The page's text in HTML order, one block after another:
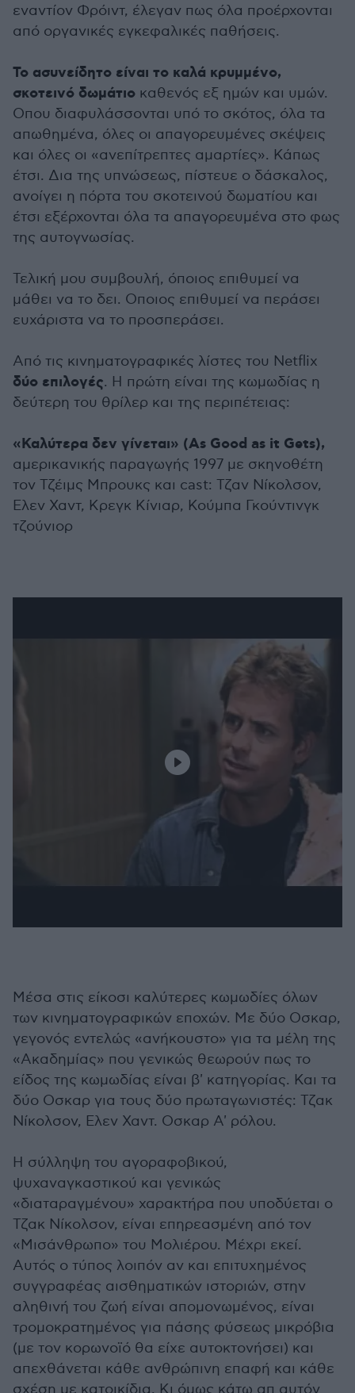
εναντίον Φρόιντ, έλεγαν πως όλα προέρχονται
από οργανικές εγκεφαλικές παθήσεις.
Το ασυνείδητο είναι το καλά κρυμμένο,
σκοτεινό δωμάτιο καθενός εξ ημών και υμών.
Οπου διαφυλάσσονται υπό το σκότος, όλα τα
απωθημένα, όλες οι απαγορευμένες σκέψεις
και όλες οι «ανεπίτρεπτες αμαρτίες». Κάπως
έτσι. Δια της υπνώσεως, πίστευε ο δάσκαλος,
ανοίγει η πόρτα του σκοτεινού δωματίου και
έτσι εξέρχονται όλα τα απαγορευμένα στο φως
της αυτογνωσίας.
Τελική μου συμβουλή, όποιος επιθυμεί να
μάθει να το δει. Οποιος επιθυμεί να περάσει
ευχάριστα να το προσπεράσει.
Από τις κινηματογραφικές λίστες του Netflix
δύο επιλογές. Η πρώτη είναι της κωμωδίας η
δεύτερη του θρίλερ και της περιπέτειας:
«Καλύτερα δεν γίνεται» (As Good as it Gets),
αμερικανικής παραγωγής 1997 με σκηνοθέτη
τον Τζέιμς Μπρουκς και cast: Τζαν Νίκολσον,
Ελεν Χαντ, Κρεγκ Κίνιαρ, Κούμπα Γκούντινγκ
τζούνιορ
Μέσα στις είκοσι καλύτερες κωμωδίες όλων
των κινηματογραφικών εποχών. Με δύο Οσκαρ,
γεγονός εντελώς «ανήκουστο» για τα μέλη της
«Ακαδημίας» που γενικώς θεωρούν πως το
είδος της κωμωδίας είναι β' κατηγορίας. Και τα
δύο Οσκαρ για τους δύο πρωταγωνιστές: Τζακ
Νίκολσον, Ελεν Χαντ. Οσκαρ Α' ρόλου.
Η σύλληψη του αγοραφοβικού,
ψυχαναγκαστικού και γενικώς
«διαταραγμένου» χαρακτήρα που υποδύεται ο
Τζακ Νίκολσον, είναι επηρεασμένη από τον
«Μισάνθρωπο» του Μολιέρου. Μέχρι εκεί.
Αυτός ο τύπος λοιπόν αν και επιτυχημένος
συγγραφέας αισθηματικών ιστοριών, στην
αληθινή του ζωή είναι απομονωμένος, είναι
τρομοκρατημένος για πάσης φύσεως μικρόβια
(με τον κορωνοϊό θα είχε αυτοκτονήσει) και
απεχθάνεται κάθε ανθρώπινη επαφή και κάθε
σχέση με κατοικίδια. Κι όμως κάτω απ αυτόν